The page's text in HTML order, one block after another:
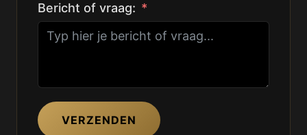
Bericht of vraag:
VERZENDEN